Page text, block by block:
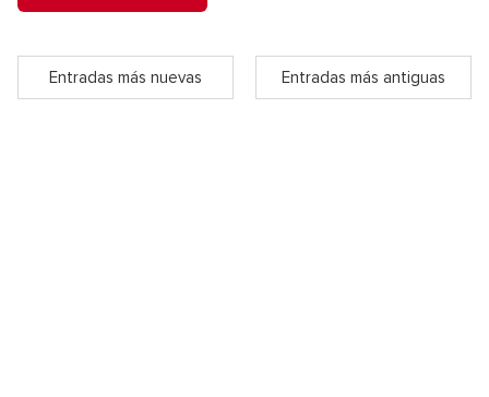
Entradas más nuevas Entradas más antiguas